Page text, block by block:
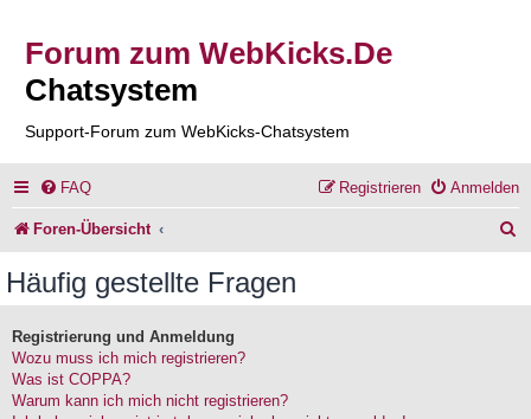
Forum zum WebKicks.De
Chatsystem
Support-Forum zum WebKicks-Chatsystem
FAQ Anmelden
Registrieren
Foren-Übersicht
Häufig gestellte Fragen
Registrierung und Anmeldung
Wozu muss ich mich registrieren?
Was ist COPPA?
Warum kann ich mich nicht registrieren?